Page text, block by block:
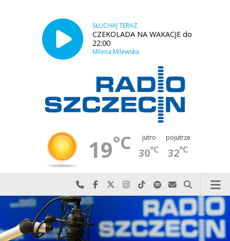
SŁUCHAJ TERAZ
CZEKOLADA NA WAKACJE do
22:00
Milena Milewska
19°C jutro
30°C
pojutrze
32°C
Najlepiej po prostu do nas zadzwoń
Odwiedź nas na Facebook-u
Odwiedź nas na X
Odwiedź nas na Instagram-ie
Odwiedź nas na TikTok-u
Szukaj nas na Spotify
Wyślij do nas
Szukaj